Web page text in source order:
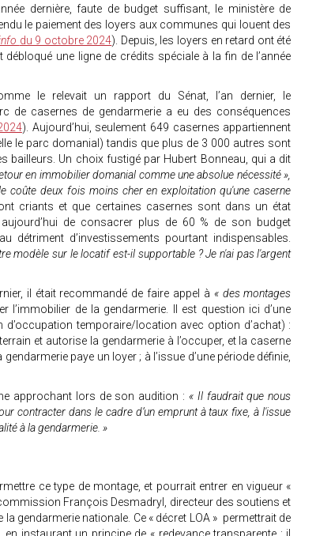
dernière, faute de budget suffisant, le ministère de
le paiement des loyers aux communes qui louent des
du 9 octobre 2024). Depuis, les loyers en retard ont été
débloqué une ligne de crédits spéciale à la fin de l’année
le relevait un rapport du Sénat, l’an dernier, le
de casernes de gendarmerie a eu des conséquences
). Aujourd’hui, seulement 649 casernes appartiennent
le parc domanial) tandis que plus de 3 000 autres sont
bailleurs. Un choix fustigé par Hubert Bonneau, qui a dit
en immobilier domanial comme une absolue nécessité »,
coûte deux fois moins cher en exploitation qu'une caserne
criants et que certaines casernes sont dans un état
de consacrer plus de 60 % de son budget
détriment d’investissements pourtant indispensables.
modèle sur le locatif est-il supportable ? Je n'ai pas l'argent
il était recommandé de faire appel à « des montages
l’immobilier de la gendarmerie. Il est question ici d’une
temporaire/location avec option d’achat) :
et autorise la gendarmerie à l’occuper, et la caserne
paye un loyer ; à l’issue d’une période définie,
approchant lors de son audition : « Il faudrait que nous
contracter dans le cadre d’un emprunt à taux fixe, à l'issue
à la gendarmerie. »
ce type de montage, et pourrait entrer en vigueur «
François Desmadryl, directeur des soutiens et
gendarmerie nationale. Ce « décret LOA » permettrait de